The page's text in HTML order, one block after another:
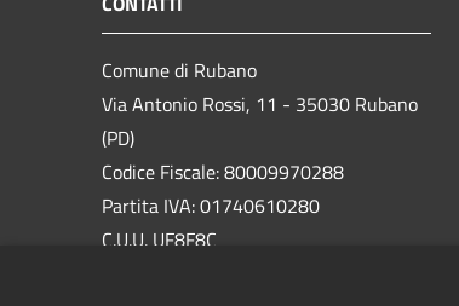
Comune di Rubano
Via Antonio Rossi, 11 - 35030 Rubano
(PD)
Codice Fiscale: 80009970288
Partita IVA: 01740610280
C.U.U. UF8F8C